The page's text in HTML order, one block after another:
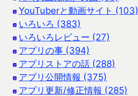
YouTuberと動画サイト (103)
いろいろ (383)
いろいろレビュー (27)
アプリの事 (394)
アプリストアの話 (288)
アプリ公開情報 (375)
アプリ更新/修正情報 (285)